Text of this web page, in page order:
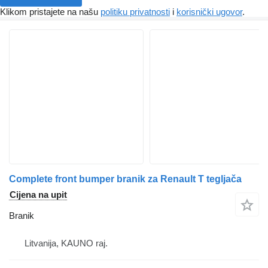
Klikom pristajete na našu politiku privatnosti i korisnički ugovor.
Complete front bumper branik za Renault T tegljača
Cijena na upit
Branik
Litvanija, KAUNO raj.